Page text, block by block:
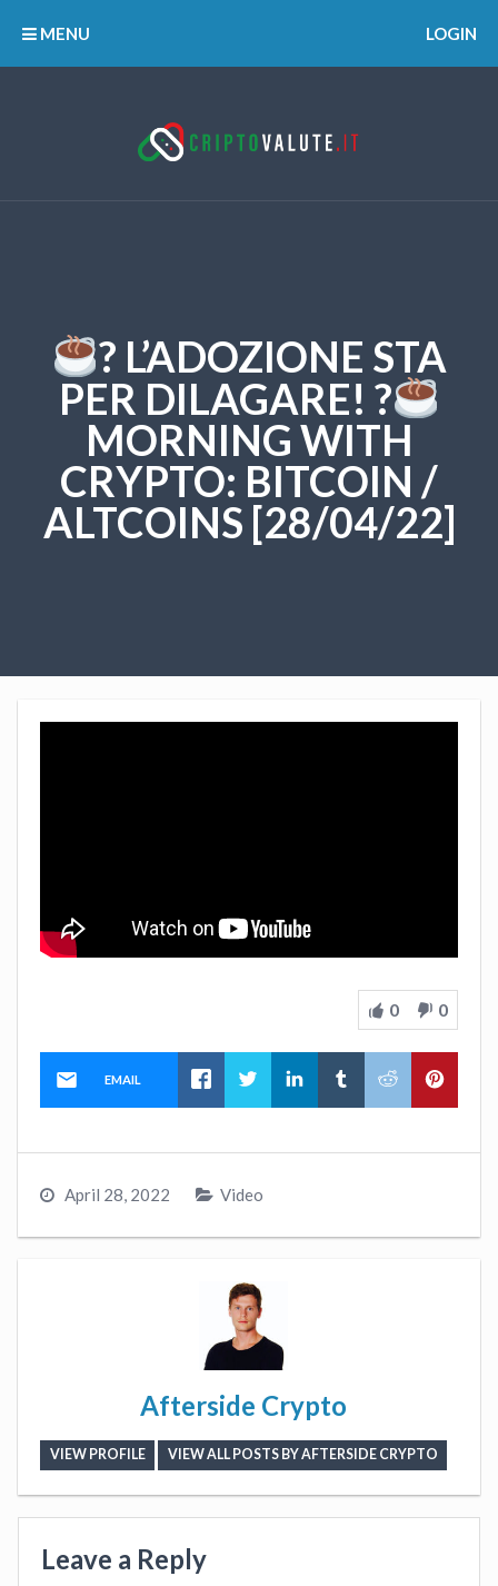
MENU LOGIN
? L’ADOZIONE STA
PER DILAGARE! ?
MORNING WITH
CRYPTO: BITCOIN /
ALTCOINS [28/04/22]
0 0
EMAIL
April 28, 2022 Video
Afterside Crypto
VIEW PROFILE VIEW ALL POSTS BY AFTERSIDE CRYPTO
Leave a Reply